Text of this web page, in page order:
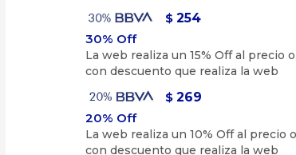
$ 254
$ 269